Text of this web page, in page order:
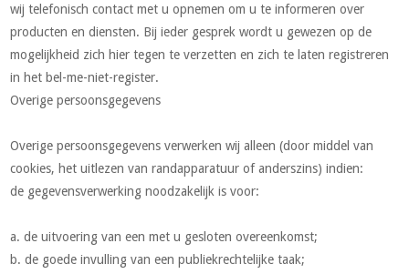
wij telefonisch contact met u opnemen om u te informeren over
producten en diensten. Bij ieder gesprek wordt u gewezen op de
mogelijkheid zich hier tegen te verzetten en zich te laten registreren
in het bel-me-niet-register.
Overige persoonsgegevens
Overige persoonsgegevens verwerken wij alleen (door middel van
cookies, het uitlezen van randapparatuur of anderszins) indien:
de gegevensverwerking noodzakelijk is voor:
a. de uitvoering van een met u gesloten overeenkomst;
b. de goede invulling van een publiekrechtelijke taak;